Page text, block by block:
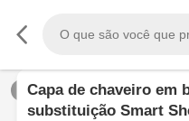
/0
Capa de chaveiro em
substituição Smart